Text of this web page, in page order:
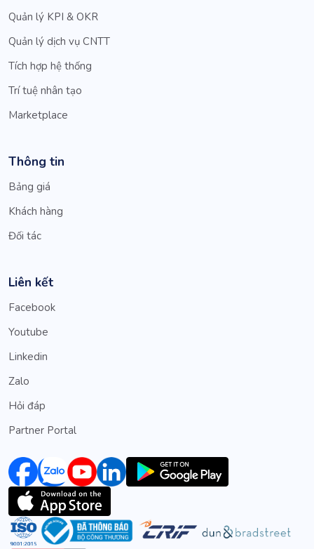
Quản lý KPI & OKR
Quản lý dịch vụ CNTT
Tích hợp hệ thống
Trí tuệ nhân tạo
Marketplace
Thông tin
Bảng giá
Khách hàng
Đối tác
Liên kết
Facebook
Youtube
Linkedin
Zalo
Hỏi đáp
Partner Portal